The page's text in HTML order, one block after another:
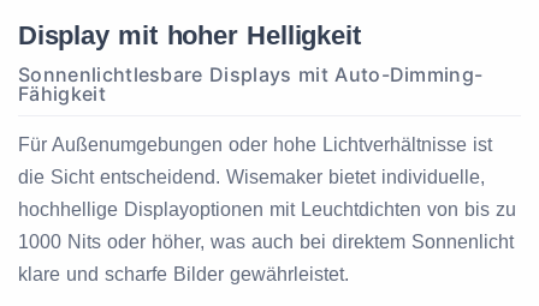
Display mit hoher Helligkeit
Sonnenlichtlesbare Displays mit Auto-Dimming-
Fähigkeit
Für Außenumgebungen oder hohe Lichtverhältnisse ist
die Sicht entscheidend. Wisemaker bietet individuelle,
hochhellige Displayoptionen mit Leuchtdichten von bis zu
1000 Nits oder höher, was auch bei direktem Sonnenlicht
klare und scharfe Bilder gewährleistet.